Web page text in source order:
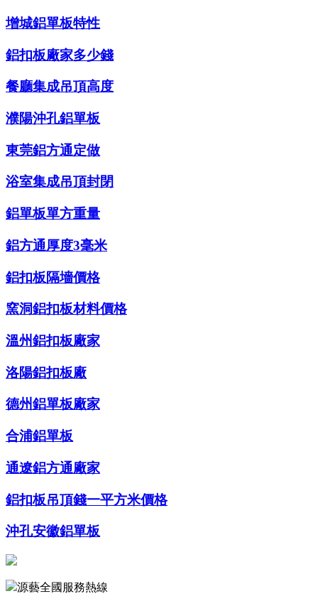
增城鋁單板特性
鋁扣板廠家多少錢
餐廳集成吊頂高度
濮陽沖孔鋁單板
東莞鋁方通定做
浴室集成吊頂封閉
鋁單板單方重量
鋁方通厚度3毫米
鋁扣板隔墻價格
窯洞鋁扣板材料價格
溫州鋁扣板廠家
洛陽鋁扣板廠
德州鋁單板廠家
合浦鋁單板
通遼鋁方通廠家
鋁扣板吊頂錢一平方米價格
沖孔安徽鋁單板
源藝全國服務熱線